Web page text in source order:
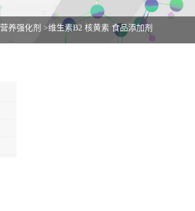
营养强化剂 >维生素B2 核黄素 食品添加剂